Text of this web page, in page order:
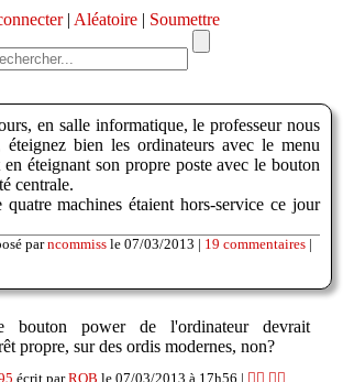
| Aléatoire | Soumettre
en salle informatique, le professeur nous
bien les ordinateurs avec le menu
éteignant son propre poste avec le bouton
centrale.
machines étaient hors-service ce jour
parncommiss le 07/03/2013 | 19 commentaires |
bouton power de l'ordinateur devrait
propre, sur des ordis modernes, non?
écrit parROB le 07/03/2013 à 17h56 | 👍🏽 👎🏽